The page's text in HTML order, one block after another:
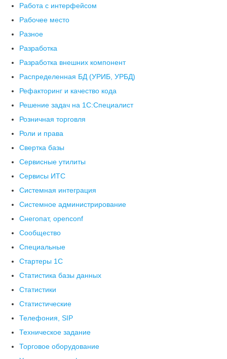
Работа с интерфейсом
Рабочее место
Разное
Разработка
Разработка внешних компонент
Распределенная БД (УРИБ, УРБД)
Рефакторинг и качество кода
Решение задач на 1С:Специалист
Розничная торговля
Роли и права
Свертка базы
Сервисные утилиты
Сервисы ИТС
Системная интеграция
Системное администрирование
Снегопат, openconf
Сообщество
Специальные
Стартеры 1С
Статистика базы данных
Статистики
Статистические
Телефония, SIP
Техническое задание
Торговое оборудование